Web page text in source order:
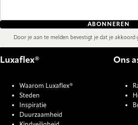
ABONNEREN
Door je aan te melden bevestigt je dat je akkoord
Luxaflex®
Waarom Luxaflex®
Steden
Inspiratie
Duurzaamheid
Ons